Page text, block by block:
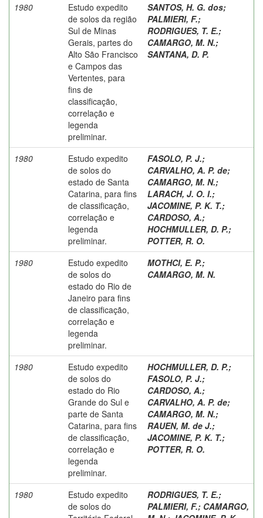
1980
Estudo expedito
de solos da região
Sul de Minas
Gerais, partes do
Alto São Francisco
e Campos das
Vertentes, para
fins de
classificação,
correlação e
legenda
preliminar.
SANTOS, H. G. dos;
PALMIERI, F.;
RODRIGUES, T. E.;
CAMARGO, M. N.;
SANTANA, D. P.
1980
Estudo expedito
de solos do
estado de Santa
Catarina, para fins
de classificação,
correlação e
legenda
preliminar.
FASOLO, P. J.;
CARVALHO, A. P. de;
CAMARGO, M. N.;
LARACH, J. O. I.;
JACOMINE, P. K. T.;
CARDOSO, A.;
HOCHMULLER, D. P.;
POTTER, R. O.
1980
Estudo expedito
de solos do
estado do Rio de
Janeiro para fins
de classificação,
correlação e
legenda
preliminar.
MOTHCI, E. P.;
CAMARGO, M. N.
1980
Estudo expedito
de solos do
estado do Rio
Grande do Sul e
parte de Santa
Catarina, para fins
de classificação,
correlação e
legenda
preliminar.
HOCHMULLER, D. P.;
FASOLO, P. J.;
CARDOSO, A.;
CARVALHO, A. P. de;
CAMARGO, M. N.;
RAUEN, M. de J.;
JACOMINE, P. K. T.;
POTTER, R. O.
1980
Estudo expedito
de solos do
RODRIGUES, T. E.;
PALMIERI, F.; CAMARGO,